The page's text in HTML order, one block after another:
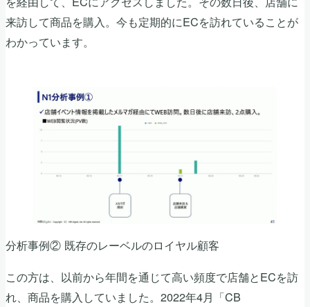
来訪して商品を購入。今も定期的にECを訪れていることが
わかっています。
分析事例② 既存のレーベルのロイヤル顧客
この方は、以前から年間を通じて高い頻度で店舗とECを訪
れ、商品を購入していました。2022年4月「CB